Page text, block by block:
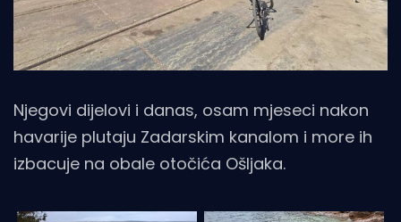
Njegovi dijelovi i danas, osam mjeseci nakon
havarije plutaju Zadarskim kanalom i more ih
izbacuje na obale otočića Ošljaka.